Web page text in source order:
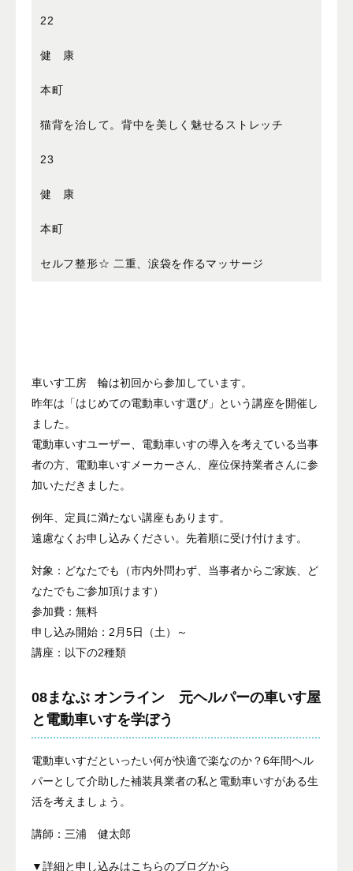
22
健 康
本町
猫背を治して。背中を美しく魅せるストレッチ
23
健 康
本町
セルフ整形☆ 二重、涙袋を作るマッサージ
車いす工房 輪は初回から参加しています。
昨年は「はじめての電動車いす選び」という講座を開催し
ました。
電動車いすユーザー、電動車いすの導入を考えている当事
者の方、電動車いすメーカーさん、座位保持業者さんに参
加いただきました。
例年、定員に満たない講座もあります。
遠慮なくお申し込みください。先着順に受け付けます。
対象：どなたでも（市内外問わず、当事者からご家族、ど
なたでもご参加頂けます）
参加費：無料
申し込み開始：2月5日（土）～
講座：以下の2種類
08まなぶ オンライン 元ヘルパーの車いす屋
と電動車いすを学ぼう
電動車いすだといったい何が快適で楽なのか？6年間ヘル
パーとして介助した補装具業者の私と電動車いすがある生
活を考えましょう。
講師：三浦 健太郎
▼詳細と申し込みはこちらのブログから